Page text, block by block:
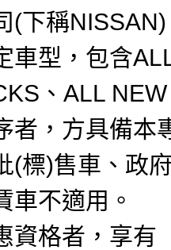
(下稱
車型，包含
、ALL
者，方具備本
(標)售車、政
車不適用。
資格者，享有